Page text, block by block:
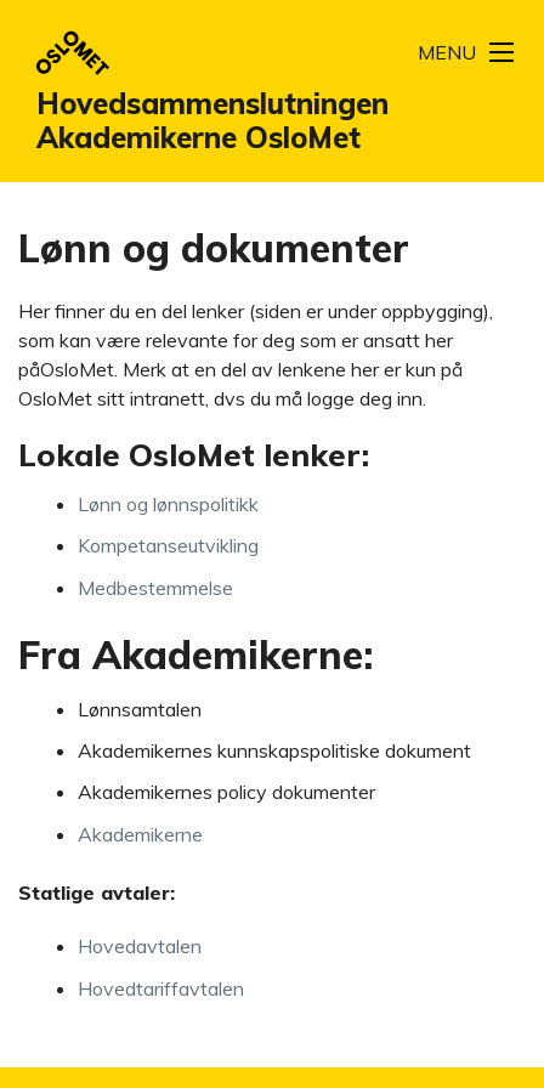
Hovedsammenslutningen
Akademikerne OsloMet
MENU
Lønn og dokumenter
Her finner du en del lenker (siden er under oppbygging),
som kan være relevante for deg som er ansatt her
påOsloMet. Merk at en del av lenkene her er kun på
OsloMet sitt intranett, dvs du må logge deg inn.
Lokale OsloMet lenker:
Lønn og lønnspolitikk
Kompetanseutvikling
Medbestemmelse
Fra Akademikerne:
Lønnsamtalen
Akademikernes kunnskapspolitiske dokument
Akademikernes policy dokumenter
Akademikerne
Statlige avtaler:
Hovedavtalen
Hovedtariffavtalen